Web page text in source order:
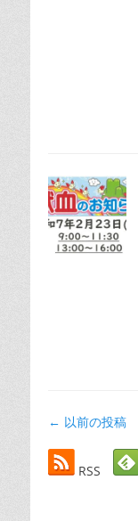
投
ナ
← 以前の投稿
RSS